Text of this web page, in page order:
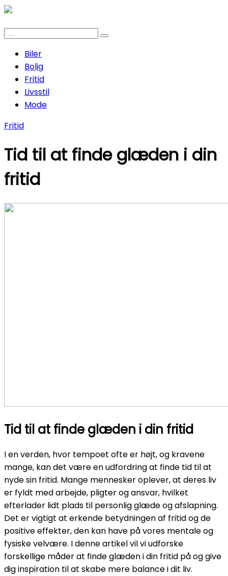
Biler
Bolig
Fritid
Livsstil
Mode
Fritid
Tid til at finde glæden i din
fritid
Tid til at finde glæden i din fritid
I en verden, hvor tempoet ofte er højt, og kravene
mange, kan det være en udfordring at finde tid til at
nyde sin fritid. Mange mennesker oplever, at deres liv
er fyldt med arbejde, pligter og ansvar, hvilket
efterlader lidt plads til personlig glæde og afslapning.
Det er vigtigt at erkende betydningen af fritid og de
positive effekter, den kan have på vores mentale og
fysiske velvære. I denne artikel vil vi udforske
forskellige måder at finde glæden i din fritid på og give
dig inspiration til at skabe mere balance i dit liv.